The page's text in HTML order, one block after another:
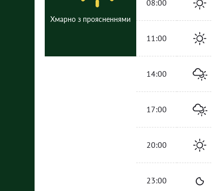
Хмарно з проясненнями
08:00
11:00
14:00
17:00
20:00
23:00